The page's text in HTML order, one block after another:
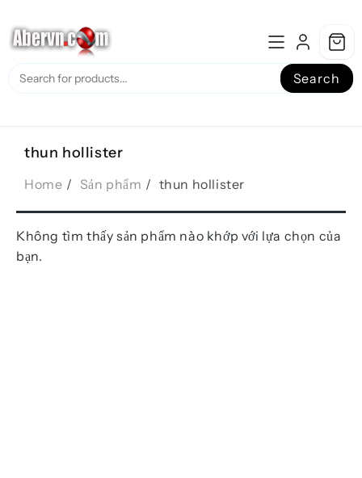
to
content
Search
thun hollister
Home Sản phẩm thun hollister
Không tìm thấy sản phẩm nào khớp với lựa chọn của
bạn.